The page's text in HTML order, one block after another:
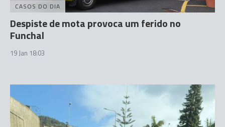
CASOS DO DIA
Despiste de mota provoca um ferido no
Funchal
19 Jan 18:03